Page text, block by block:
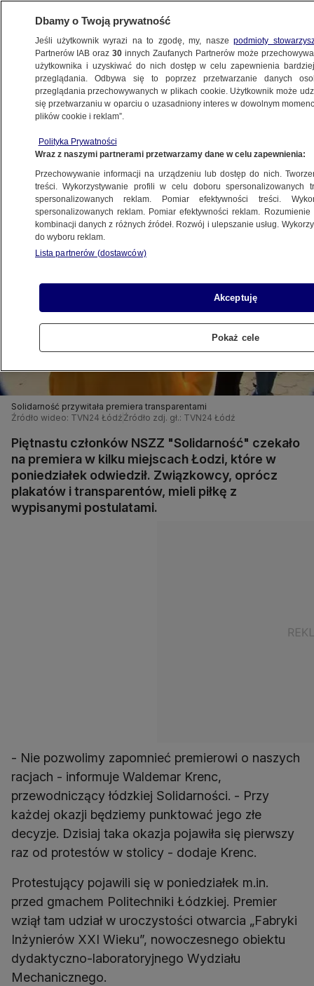
POLSKA
30.09.2013, 15:00
Udostępnij
Solidarność przywitała premiera transparentami
Źródło wideo: TVN24 Łódź Źródło zdj. gł.: TVN24 Łódź
Piętnastu członków NSZZ "Solidarność" czekało
na premiera w kilku miejscach Łodzi, które w
poniedziałek odwiedził. Związkowcy, oprócz
plakatów i transparentów, mieli piłkę z
wypisanymi postulatami.
- Nie pozwolimy zapomnieć premierowi o naszych
racjach - informuje Waldemar Krenc,
przewodniczący łódzkiej Solidarności. - Przy
każdej okazji będziemy punktować jego złe
decyzje. Dzisiaj taka okazja pojawiła się pierwszy
raz od protestów w stolicy - dodaje Krenc.
Protestujący pojawili się w poniedziałek m.in.
przed gmachem Politechniki Łódzkiej. Premier
wziął tam udział w uroczystości otwarcia „Fabryki
Inżynierów XXI Wieku”, nowoczesnego obiektu
dydaktyczno-laboratoryjnego Wydziału
Mechanicznego.
Dbamy o Twoją prywatność
Jeśli użytkownik wyrazi na to zgodę, my, naszepodmioty
Partnerów IAB oraz30 innych Zaufanych Partnerów może
użytkownika i uzyskiwać do nich dostęp w celu zapewnienia
przeglądania. Odbywa się to poprzez przetwarzanie danych
przeglądania przechowywanych w plikach cookie. Użytkownik może
się przetwarzaniu w oparciu o uzasadniony interes w dowolnym
plików cookie i reklam”.
Polityka Prywatności
Wraz z naszymi partnerami przetwarzamy dane w celu zapewnienia:
Przechowywanie informacji na urządzeniu lub dostęp do nich.
treści. Wykorzystywanie profili w celu doboru spersonalizowanych
spersonalizowanych reklam. Pomiar efektywności treści.
spersonalizowanych reklam. Pomiar efektywności reklam.
kombinacji danych z różnych źródeł. Rozwój i ulepszanie usług.
do wyboru reklam.
Lista partnerów (dostawców)
Akceptuję
Pokaż cele